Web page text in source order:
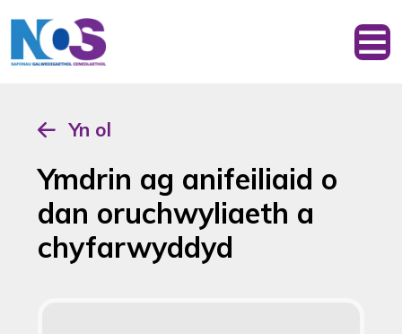
Yn ol
Ymdrin ag anifeiliaid o
dan oruchwyliaeth a
chyfarwyddyd